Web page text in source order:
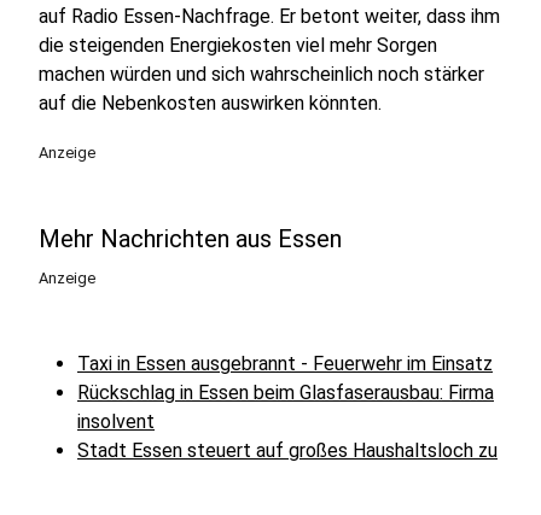
auf Radio Essen-Nachfrage. Er betont weiter, dass ihm
die steigenden Energiekosten viel mehr Sorgen
machen würden und sich wahrscheinlich noch stärker
auf die Nebenkosten auswirken könnten.
Anzeige
Mehr Nachrichten aus Essen
Anzeige
Taxi in Essen ausgebrannt - Feuerwehr im Einsatz
Rückschlag in Essen beim Glasfaserausbau: Firma
insolvent
Stadt Essen steuert auf großes Haushaltsloch zu